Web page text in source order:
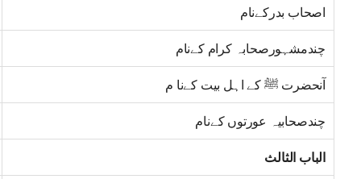
اصحاب بدرکےنام
چندمشہورصحابہ کرام کےنام
آنحضرت ﷺ کے اہل بیت کےنا م
چندصحابیہ عورتوں کےنام
الباب الثالث